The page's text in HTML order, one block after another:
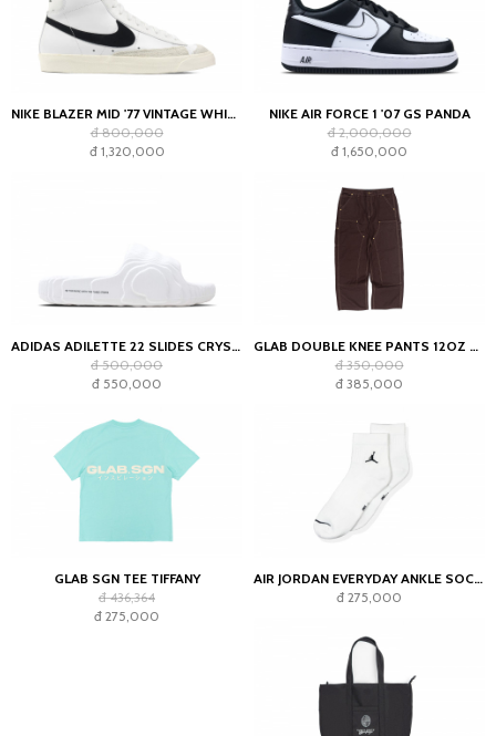
NIKE BLAZER MID '77 VINTAGE WHITE BLACK
đ 800,000
đ 1,320,000
NIKE AIR FORCE 1 '07 GS PANDA
đ 2,000,000
đ 1,650,000
ADIDAS ADILETTE 22 SLIDES CRYSTAL WHITE
đ 500,000
đ 550,000
GLAB DOUBLE KNEE PANTS 12OZ CHOCOLATE
đ 350,000
đ 385,000
GLAB SGN TEE TIFFANY
đ 436,364
đ 275,000
AIR JORDAN EVERYDAY ANKLE SOCKS WHITE (2023)
đ 275,000